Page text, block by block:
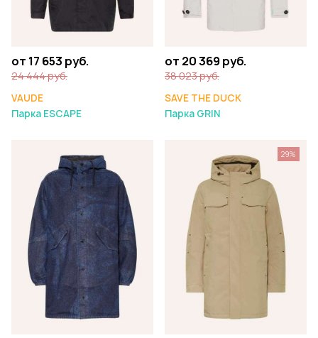
от 17 653 руб.
24 444 руб.
VAUDE
Парка ESCAPE
от 20 369 руб.
38 023 руб.
SAVE THE DUCK
Парка GRIN
29%